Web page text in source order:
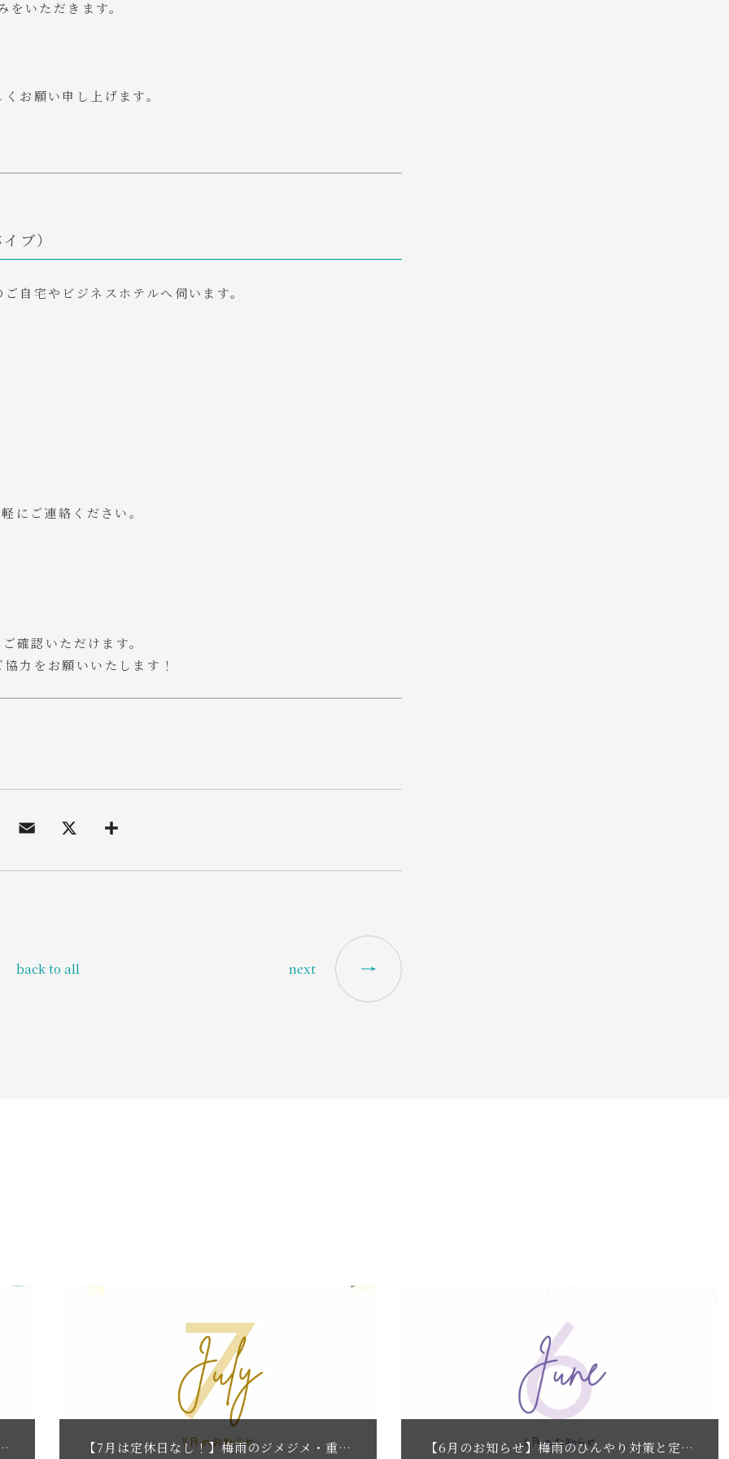
いただきます。
お願い申し上げます。
ブ）
ご自宅やビジネスホテルへ伺います。
にご連絡ください。
確認いただけます。
力をお願いいたします！
back to all next
ラクゼーション｜南大阪・泉州のもみほぐし 【7月は定休日なし！】梅雨のジメジメ・重だるい不調に｜泉州・南大阪のリラクゼーションサロンRe.viveからご挨拶 【6月のお知らせ】梅雨のひんやり対策と定休日のご案内｜南大阪の出張リラクゼーションRe.vive